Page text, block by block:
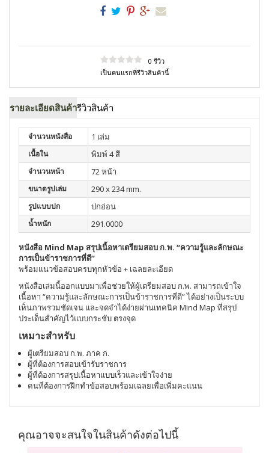
0 รีวิว
เป็นคนแรกที่รีวิวสินค้านี้
รายละเอียดสินค้ารีวิวสินค้า
จำนวนหนังสือ 1 เล่ม
เนื้อใน พิมพ์ 4 สี
จำนวนหน้า 72 หน้า
ขนาดรูปเล่ม 290 x 234 mm.
รูปแบบปก ปกอ่อน
น้ำหนัก 291.0000
หนังสือ Mind Map สรุปเนื้อหาเตรียมสอบ ก.พ. “ความรู้และลักษณะ
การเป็นข้าราชการที่ดี”
พร้อมแนวข้อสอบครบทุกหัวข้อ + เฉลยละเอียด
หนังสือเล่มนี้ออกแบบมาเพื่อช่วยให้ผู้เตรียมสอบ ก.พ. สามารถเข้าใจ
เนื้อหา “ความรู้และลักษณะการเป็นข้าราชการที่ดี” ได้อย่างเป็นระบบ
เห็นภาพรวมชัดเจน และจดจำได้ง่ายผ่านเทคนิค Mind Map ที่สรุป
ประเด็นสำคัญไว้แบบกระชับ ตรงจุด
เหมาะสำหรับ
ผู้เตรียมสอบ ก.พ. ภาค ก.
ผู้ที่ต้องการสอบเข้ารับราชการ
ผู้ที่ต้องการสรุปเนื้อหาแบบเร็วและเข้าใจง่าย
คนที่ต้องการฝึกทำข้อสอบพร้อมเฉลยเพื่อเพิ่มคะแนน
คุณอาจจะสนใจในสินค้าดังต่อไปนี้